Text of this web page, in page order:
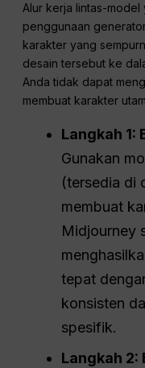
Alur kerja lintas-model
penggunaan
karakter yang
desain tersebut ke
Anda tidak dapat
membuat karakter
Langkah 1:
Gunakan
(tersedia di
membuat
Midjourney
tepat
konsisten
spesifik.
Langkah 2: